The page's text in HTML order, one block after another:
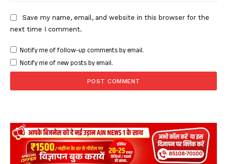
Save my name, email, and website in this browser for the
next time I comment.
Notify me of follow-up comments by email.
Notify me of new posts by email.